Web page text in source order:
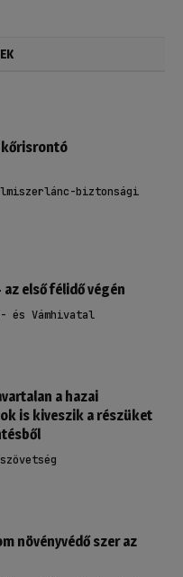
kőrisrontó
biztonsági
első félidő végén
és Vámhivatal
a hazai
is kiveszik a részüket
növényvédő szer az